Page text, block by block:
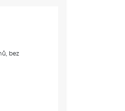
bez